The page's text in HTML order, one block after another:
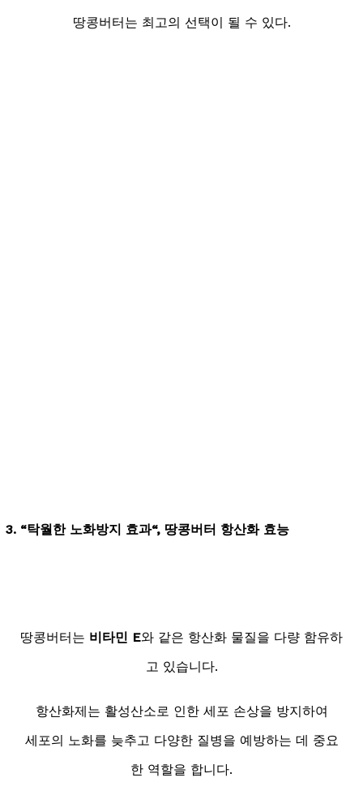
땅콩버터는 최고의 선택이 될 수 있다.
3. “탁월한 노화방지 효과“, 땅콩버터 항산화 효능
땅콩버터는 비타민 E와 같은 항산화 물질을 다량 함유하
고 있습니다.
항산화제는 활성산소로 인한 세포 손상을 방지하여
세포의 노화를 늦추고 다양한 질병을 예방하는 데 중요
한 역할을 합니다.